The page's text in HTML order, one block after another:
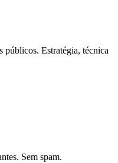
públicos. Estratégia, técnica
Sem spam.